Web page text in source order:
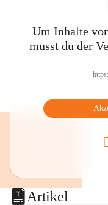
Um Inhalte
musst du der
Artikel